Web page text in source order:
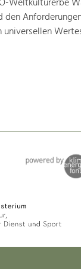
universellen